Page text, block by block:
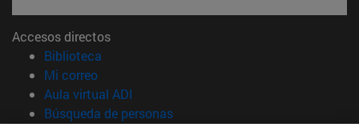
Accesos directos
Biblioteca
Mi correo(abre en nueva ventana)
Aula virtual ADI
Búsqueda de personas(abre en nueva ventana)